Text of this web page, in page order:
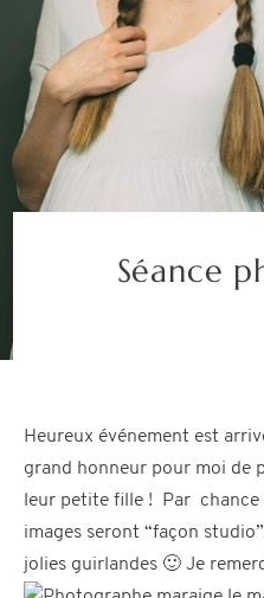
Séance
Heureux événement est
grand honneur pour moi de
leur petite fille ! Par chance
images seront “façon
jolies guirlandes 🙂 Je